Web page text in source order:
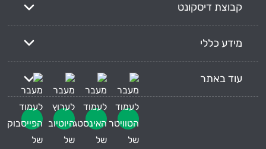
קבוצת דיסקונט
מידע כללי
עוד באתר